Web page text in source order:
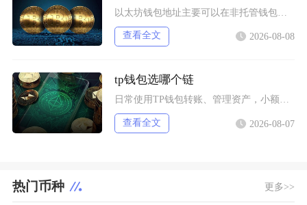
查看全文 2026-08-08
tp钱包选哪个链
日常使用TP钱包转账、管理资产，小额稳定币互转优先选择波场TRC20；币安生态内交互、参与
查看全文 2026-08-07
热门币种 更多>>